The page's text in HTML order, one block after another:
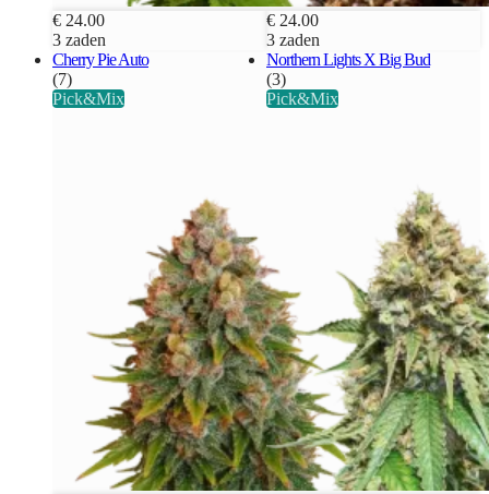
€ 24.00
3 zaden
€ 24.00
3 zaden
Cherry Pie Auto
(7)
Pick&Mix
Northern Lights X Big Bud
(3)
Pick&Mix